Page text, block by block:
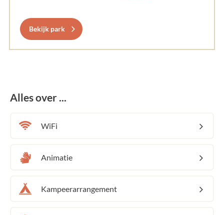
Bekijk park
Alles over ...
WiFi
Animatie
Kampeerarrangement